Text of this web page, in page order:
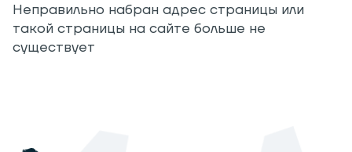
Неправильно набран адрес страницы или
такой страницы на сайте больше не
существует